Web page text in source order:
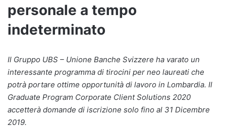
personale a tempo
indeterminato
Il Gruppo UBS – Unione Banche Svizzere ha varato un
interessante programma di tirocini per neo laureati che
potrà portare ottime opportunità di lavoro in Lombardia. Il
Graduate Program Corporate Client Solutions 2020
accetterà domande di iscrizione solo fino al 31 Dicembre
2019.